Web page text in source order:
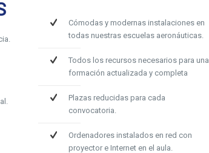
Cómodas y modernas instalaciones en
todas nuestras escuelas aeronáuticas.
Todos los recursos necesarios para una
formación actualizada y completa
Plazas reducidas para cada
convocatoria.
Ordenadores instalados en red con
proyector e Internet en el aula.